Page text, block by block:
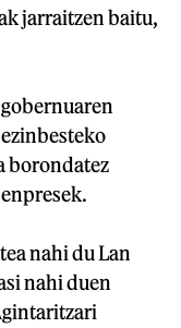
jarraitzen baitu,
borondatez
nahi du Lan
nahi duen